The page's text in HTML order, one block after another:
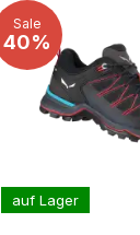
Sale
40%
auf Lager